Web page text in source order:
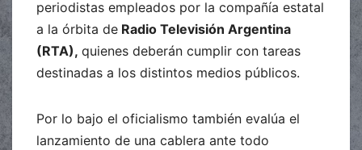
periodistas empleados por la compañía estatal
a la órbita de Radio Televisión Argentina
(RTA), quienes deberán cumplir con tareas
destinadas a los distintos medios públicos.
Por lo bajo el oficialismo también evalúa el
lanzamiento de una cablera ante todo